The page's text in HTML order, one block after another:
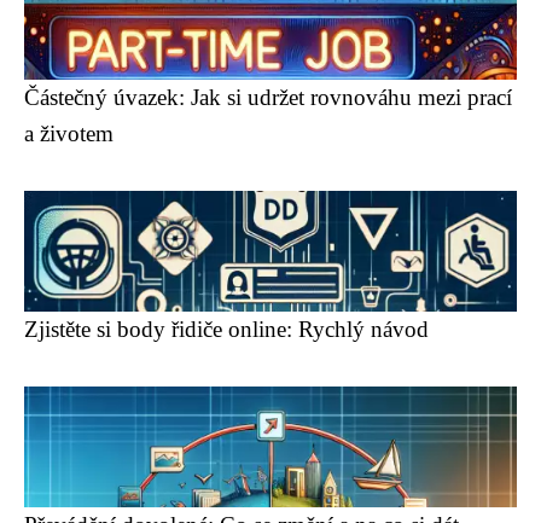
Částečný úvazek: Jak si udržet rovnováhu mezi prací
a životem
Zjistěte si body řidiče online: Rychlý návod